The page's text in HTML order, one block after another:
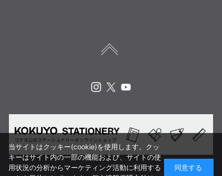
当サイトはクッキー(cookie)を使用します。クッ
キーはサイト内の一部の機能および、サイトの使
用状況の分析からマーケティング活動に利用する
同意する